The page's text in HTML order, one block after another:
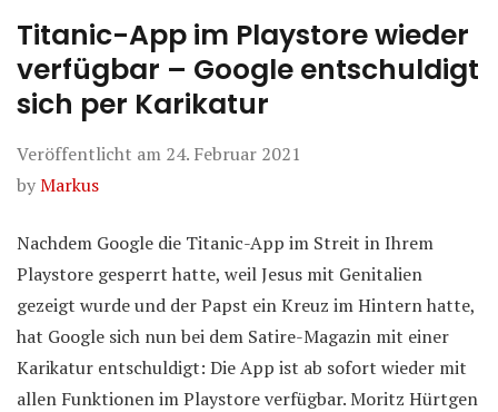
Titanic-App im Playstore wieder
verfügbar – Google entschuldigt
sich per Karikatur
Veröffentlicht am 24. Februar 2021
byMarkus
Nachdem Google die Titanic-App im Streit in Ihrem
Playstore gesperrt hatte, weil Jesus mit Genitalien
gezeigt wurde und der Papst ein Kreuz im Hintern hatte,
hat Google sich nun bei dem Satire-Magazin mit einer
Karikatur entschuldigt: Die App ist ab sofort wieder mit
allen Funktionen im Playstore verfügbar. Moritz Hürtgen